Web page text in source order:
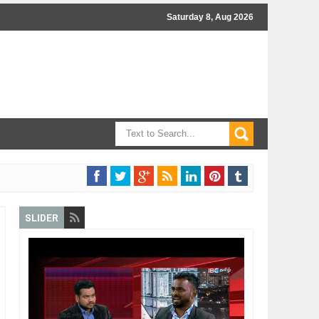
Saturday 8, Aug 2026
SLIDER